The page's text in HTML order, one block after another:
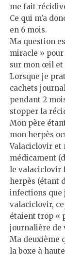
me fait
Ce qui m’a
en 6 mois.
Ma question
miracle »
sur mon œil et
Lorsque je
cachets
pendant 2
stopper la
Mon père
mon herpès
Valaciclovir et
médicament
le valaciclovir
herpès (étant
infections que
valaciclovir,
étaient trop «
journalière de
Ma deuxième
la boxe à